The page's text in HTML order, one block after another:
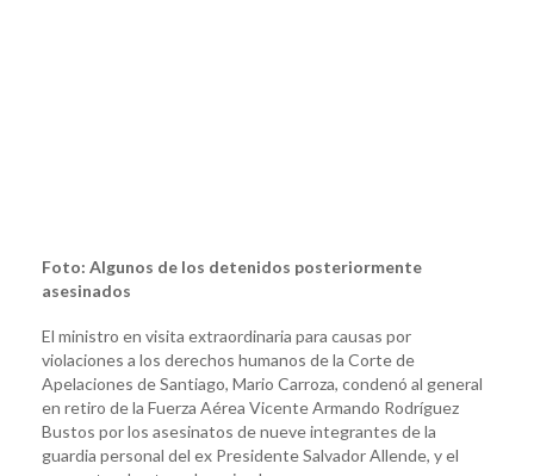
Foto: Algunos de los detenidos posteriormente
asesinados
El ministro en visita extraordinaria para causas por
violaciones a los derechos humanos de la Corte de
Apelaciones de Santiago, Mario Carroza, condenó al general
en retiro de la Fuerza Aérea Vicente Armando Rodríguez
Bustos por los asesinatos de nueve integrantes de la
guardia personal del ex Presidente Salvador Allende, y el